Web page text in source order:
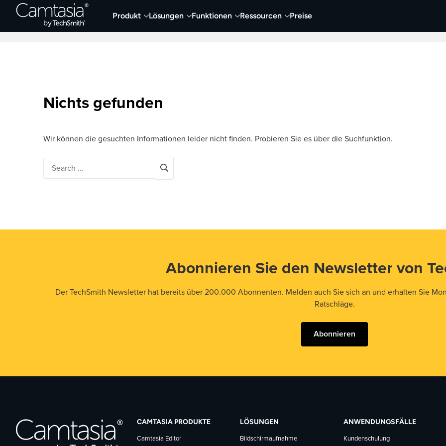
Direkt
Produkt Lösungen Funktionen Ressourcen Preise
Neueste Artikel Screen Capture und Aufnehmen Video Visueller Content
Nichts gefunden
Wir können die gesuchten Informationen leider nicht finden. Probieren Sie es über die Suchfunktion.
Abonnieren Sie den Newsletter von
Der TechSmith Newsletter hat bereits über 200.000 Abonnenten. Melden auch Sie sich an und erhalten Sie
Ratschläge.
Abonnieren
CAMTASIA PRODUKTE
Camtasia Editor
LÖSUNGEN
Bildschirmaufnahme
ANWENDUNGSFÄLLE
Kundenschulung